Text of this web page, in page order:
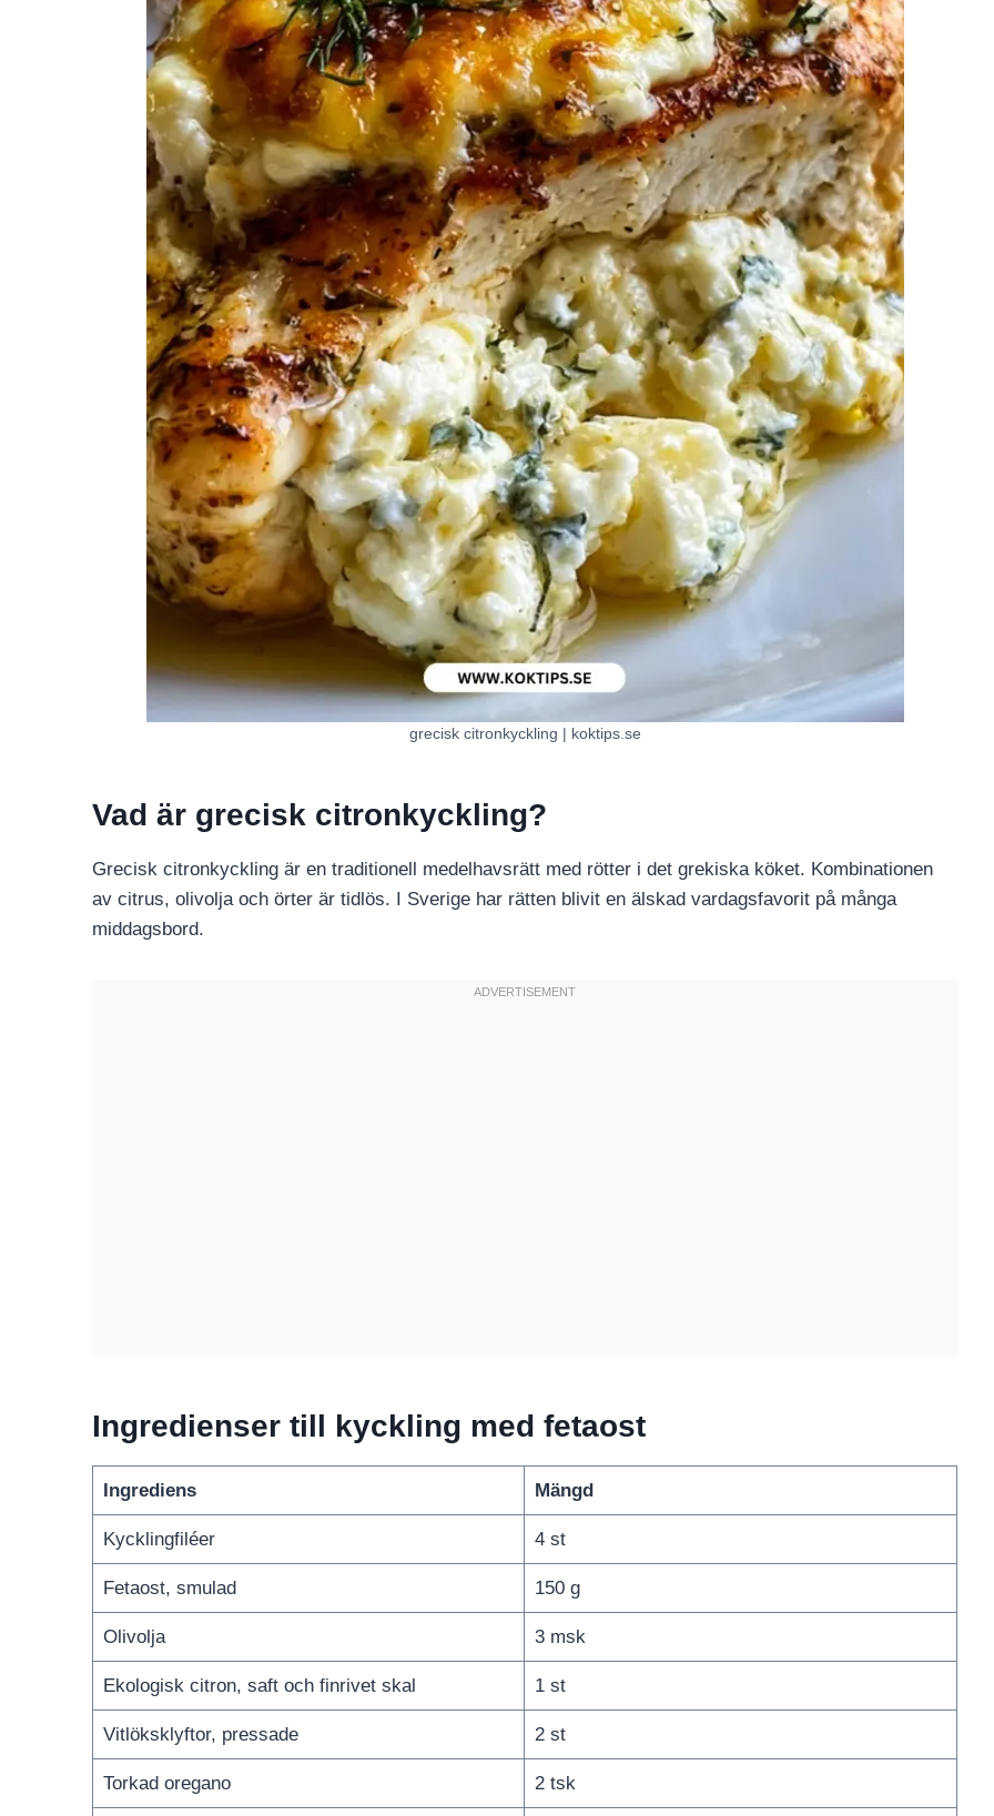
grecisk citronkyckling | koktips.se
Vad är grecisk citronkyckling?
Grecisk citronkyckling är en traditionell medelhavsrätt med rötter i det grekiska köket. Kombinationen
av citrus, olivolja och örter är tidlös. I Sverige har rätten blivit en älskad vardagsfavorit på många
middagsbord.
Ingredienser till kyckling med fetaost
Ingrediens Mängd
Kycklingfiléer 4 st
Fetaost, smulad 150 g
Olivolja 3 msk
Ekologisk citron, saft och finrivet skal 1 st
Vitlöksklyftor, pressade 2 st
Torkad oregano 2 tsk